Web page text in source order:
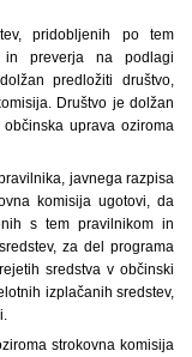
pridobljenih po tem
in preverja na podlagi
predložiti društvo,
Društvo je dolžan
uprava oziroma
javnega razpisa
komisija ugotovi, da
s tem pravilnikom in
za del programa
sredstva v občinski
izplačanih sredstev,
strokovna komisija